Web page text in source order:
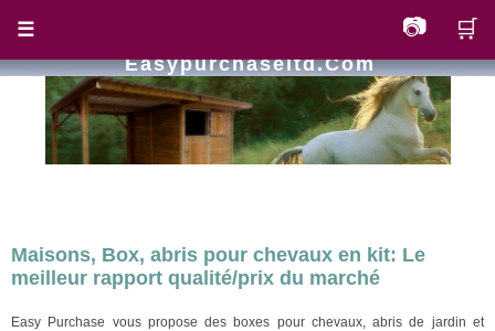
Easypurchaseltd.com
☰ 📷 🛒
Maisons, Box, abris pour chevaux en kit: Le
meilleur rapport qualité/prix du marché
Easy Purchase vous propose des boxes pour chevaux, abris de jardin et